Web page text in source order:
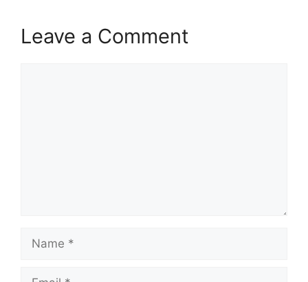
Leave a Comment
Name
Email